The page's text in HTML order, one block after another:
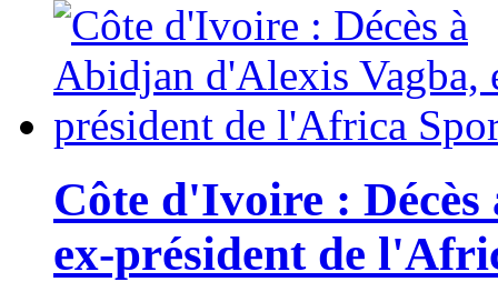
Côte d'Ivoire :
ex-président de